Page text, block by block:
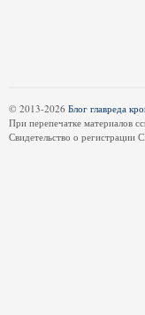
© 2013-2026 Блог главреда
При перепечатке материалов
Свидетельство о